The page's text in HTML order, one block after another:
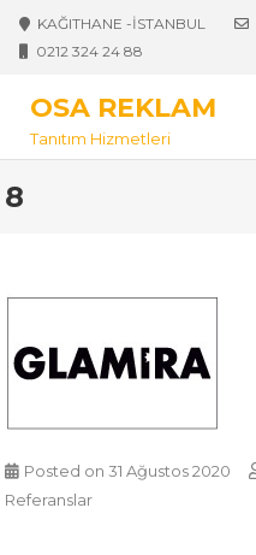
KAĞITHANE -İSTANBUL
0212 324 24 88
OSA REKLAM
Tanıtım Hizmetleri
8
Posted on31 Ağustos 2020
Referanslar